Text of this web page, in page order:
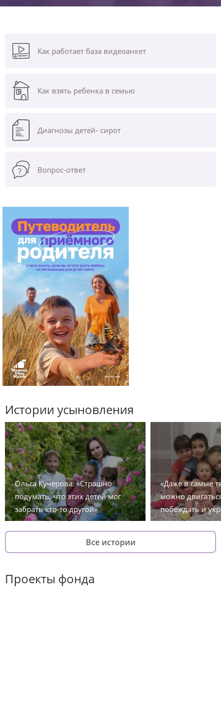
Как работает база видеоанкет
Как взять ребенка в семью
Диагнозы детей- сирот
Вопрос-ответ
Истории усыновления
Ольга Кучерова: «Страшно
подумать, что этих детей мог
забрать кто-то другой»
«Даже в самые
можно
побеждать и
Все истории
Проекты фонда